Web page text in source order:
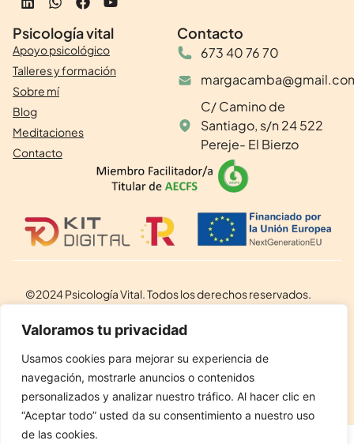
Valoramos tu privacidad
Usamos cookies para mejorar su experiencia de
navegación, mostrarle anuncios o contenidos
personalizados y analizar nuestro tráfico. Al hacer clic en
“Aceptar todo” usted da su consentimiento a nuestro uso
de las cookies.
Psicología vital
Apoyo psicológico
Talleres y formación
Sobre mí
Blog
Meditaciones
Contacto
Contacto
673 40 76 70
C/ Camino de
Santiago, s/n 24 522
Pereje- El Bierzo
©2024 Psicología Vital. Todos los derechos reservados.
Política de cookies